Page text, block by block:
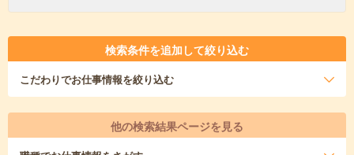
検索条件を追加して絞り込む
こだわりでお仕事情報を絞り込む
他の検索結果ページを見る